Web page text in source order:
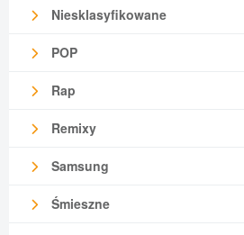
Niesklasyfikowane
POP
Rap
Remixy
Samsung
Śmieszne